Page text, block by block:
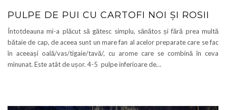
PULPE DE PUI CU CARTOFI NOI ȘI ROSII
Întotdeauna mi-a plăcut să gătesc simplu, sănătos și fără prea multă
bătaie de cap, de aceea sunt un mare fan al acelor preparate care se fac
în aceeași oală/vas/tigaie/tavă/, cu arome care se combină în ceva
minunat. Este atât de ușor. 4-5 pulpe inferioare de…